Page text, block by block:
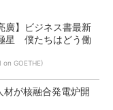
廣】ビジネス書最新
星 僕たちはどう働
on GOETHE)
材が核融合発電炉開